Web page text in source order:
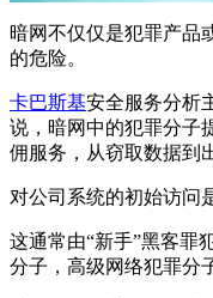
暗网不仅仅是犯罪产品
的危险。
卡巴斯基安全服务分析
说，暗网中的犯罪分子
佣服务，从窃取数据到
对公司系统的初始访问
这通常由“新手”黑客罪
分子，高级网络犯罪分